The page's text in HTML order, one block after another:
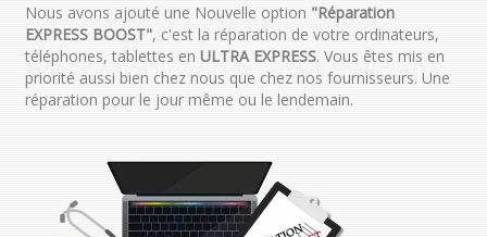
Nous avons ajouté une Nouvelle option "Réparation
EXPRESS BOOST", c'est la réparation de votre ordinateurs,
téléphones, tablettes en ULTRA EXPRESS. Vous êtes mis en
priorité aussi bien chez nous que chez nos fournisseurs. Une
réparation pour le jour même ou le lendemain.